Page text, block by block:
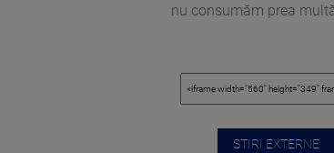
nu consumăm prea
STIRI EXTERNE